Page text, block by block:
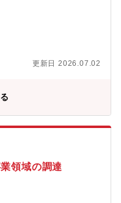
っていただくことも可能
発を推進することに注力
。企画・提案力を活かし
いたします。国内外の企
アタイム：無し）リモート
力】1853年の創業以来、
て日本の産業界の一翼を
「技術をもって社会の発
ー、機能改善推進→業務
連の問い合わせ対応や改
つなぎの窓口になりま
上必要なデータ提供とそ
す。・海外現地法人へ
のやりがい＞東京エレク
の輸出に至るまでの物流管
署であるためビジネスへ
数字に直結する非常に責
外拠点と連携しながら多
って目標達成を目指すこ
組織全体のパフォーマン
実感できます。＜本業務
製造装置を輸出し、売上
プであるため、会社の収
更新日 2026.07.02
領域の調達